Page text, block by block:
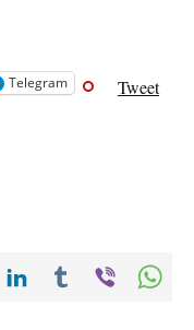
Telegram Tweet